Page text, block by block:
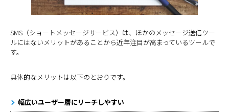
SMS（ショートメッセージサービス）は、ほかのメッセージ送信ツー
ルにはないメリットがあることから近年注目が高まっているツールで
す。
具体的なメリットは以下のとおりです。
幅広いユーザー層にリーチしやすい